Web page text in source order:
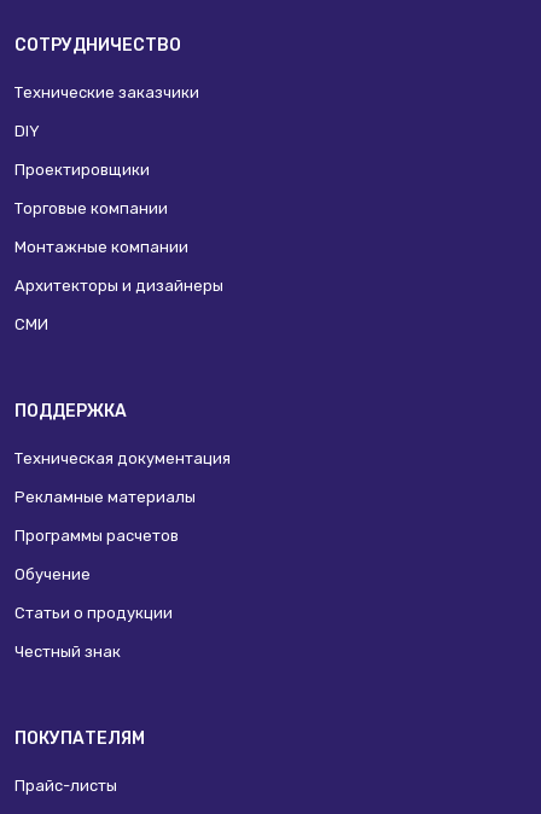
СОТРУДНИЧЕСТВО
Технические заказчики
DIY
Проектировщики
Торговые компании
Монтажные компании
Архитекторы и дизайнеры
СМИ
ПОДДЕРЖКА
Техническая документация
Рекламные материалы
Программы расчетов
Обучение
Статьи о продукции
Честный знак
ПОКУПАТЕЛЯМ
Прайс-листы